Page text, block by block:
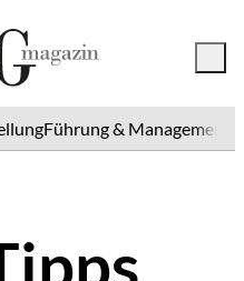
Führung & Management